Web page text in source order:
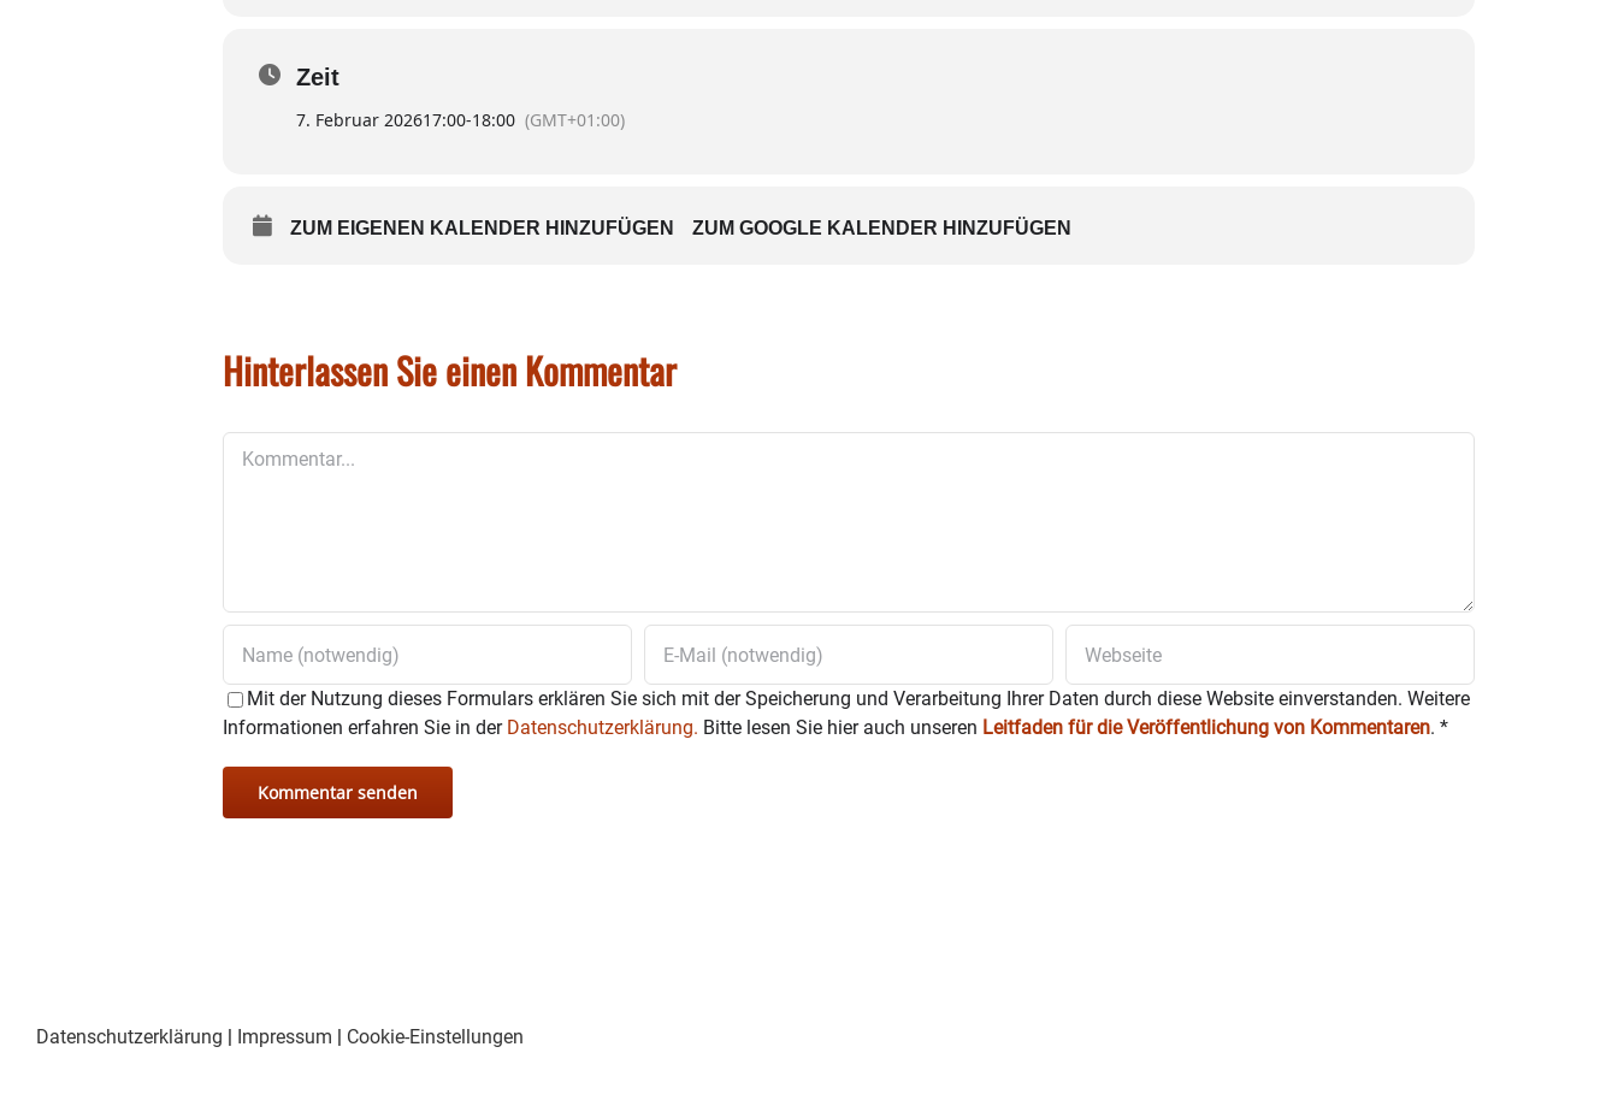
min. 10 Personen – auch gut für Gruppen buchbar
Anmeldung und Vorverkauf:
email: I.Kristen-Deliano@gmx.de od. Tel. 08071-4107 // Buchhandlung FABULA,
/ Person
Zeit
7. Februar 202617:00-18:00 (GMT+01:00)
ZUM EIGENEN KALENDER HINZUFÜGEN ZUM GOOGLE KALENDER HINZUFÜGEN
Hinterlassen Sie einen Kommentar
Mit der Nutzung dieses Formulars erklären Sie sich mit der Speicherung und Verarbeitung Ihrer Daten durch diese Website einverstanden. Weitere
Informationen erfahren Sie in der Datenschutzerklärung. Bitte lesen Sie hier auch unseren Leitfaden für die Veröffentlichung von Kommentaren. *
Datenschutzerklärung | Impressum | Cookie-Einstellungen